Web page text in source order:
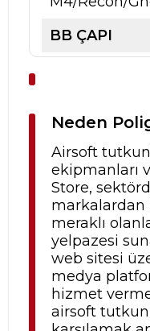
BB ÇAPI
Neden
Airsoft
ekipmanları
Store,
markalardan
meraklı
yelpazesi
web sitesi
medya
hizmet
airsoft